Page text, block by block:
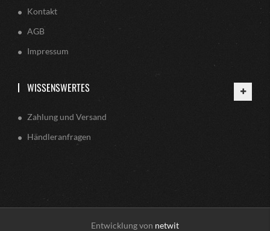
Kontakt
AGB
Impressum
WISSENSWERTES
Zahlung und Versand
Händleranfragen
Entwicklung von netwit